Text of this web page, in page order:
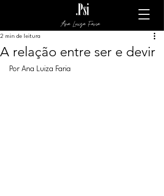
Ana Luiza Faria
A relação entre ser e devir
2 min de leitura
Por Ana Luiza Faria